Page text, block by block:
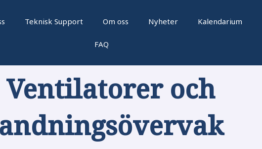
Teknisk Support Om oss Nyheter Kalendarium
FAQ
Ventilatorer och
andningsövervak